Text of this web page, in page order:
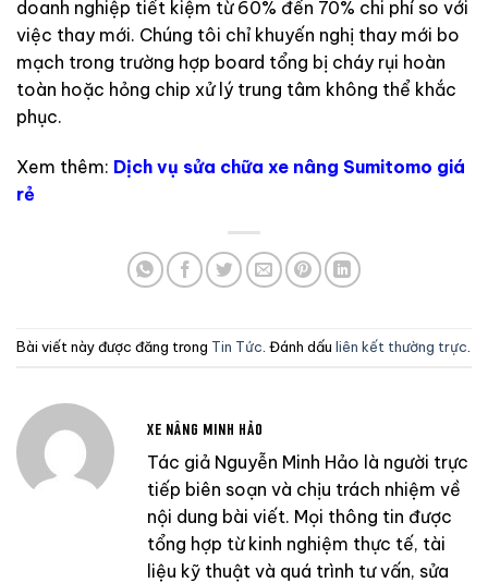
doanh nghiệp tiết kiệm từ 60% đến 70% chi phí so với
việc thay mới. Chúng tôi chỉ khuyến nghị thay mới bo
mạch trong trường hợp board tổng bị cháy rụi hoàn
toàn hoặc hỏng chip xử lý trung tâm không thể khắc
phục.
Xem thêm: Dịch vụ sửa chữa xe nâng Sumitomo giá
rẻ
Bài viết này được đăng trong Tin Tức . Đánh dấu liên kết thường trực
XE NÂNG MINH HẢO
Tác giả Nguyễn Minh Hảo là người trực
tiếp biên soạn và chịu trách nhiệm về
nội dung bài viết. Mọi thông tin được
tổng hợp từ kinh nghiệm thực tế, tài
liệu kỹ thuật và quá trình tư vấn, sửa